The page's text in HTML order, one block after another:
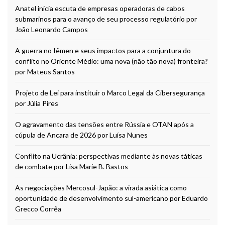
Anatel inicia escuta de empresas operadoras de cabos
submarinos para o avanço de seu processo regulatório por
João Leonardo Campos
A guerra no Iêmen e seus impactos para a conjuntura do
conflito no Oriente Médio: uma nova (não tão nova) fronteira?
por Mateus Santos
Projeto de Lei para instituir o Marco Legal da Cibersegurança
por Júlia Pires
O agravamento das tensões entre Rússia e OTAN após a
cúpula de Ancara de 2026 por Luísa Nunes
Conflito na Ucrânia: perspectivas mediante às novas táticas
de combate por Lisa Marie B. Bastos
As negociações Mercosul-Japão: a virada asiática como
oportunidade de desenvolvimento sul-americano por Eduardo
Grecco Corrêa